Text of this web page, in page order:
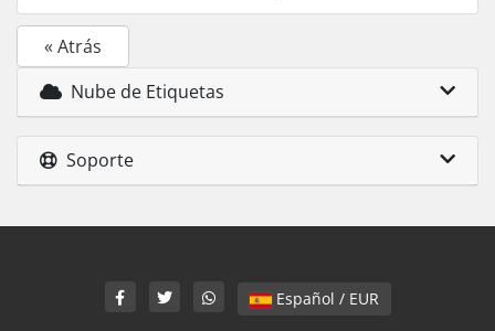
« Atrás
Nube de Etiquetas
Soporte
Español / EUR